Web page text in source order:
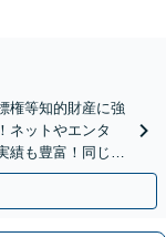
権等知的財産に強
ネットやエンタ
績も豊富！同じ目
談も対応